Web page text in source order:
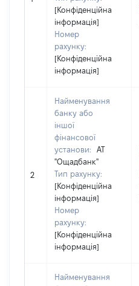
[Конфіденційна
інформація]
Номер
рахунку:
[Конфіденційна
інформація]
2
Найменування
банку або
іншої
фінансової
установи:
АТ
"Ощадбанк"
Тип рахунку:
[Конфіденційна
інформація]
Номер
рахунку:
[Конфіденційна
інформація]
Найменування